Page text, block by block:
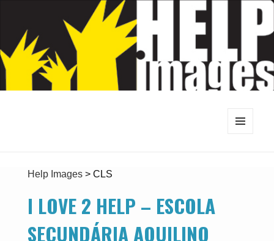
Help Images> CLS
I LOVE 2 HELP – ESCOLA
SECUNDÁRIA AQUILINO